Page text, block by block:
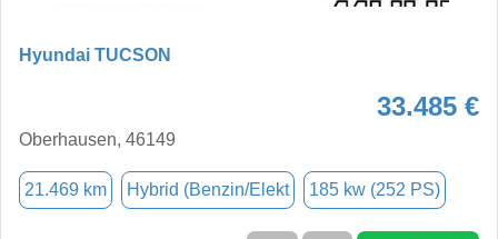
Hyundai TUCSON
33.485 €
Oberhausen, 46149
21.469 km Hybrid (Benzin/Elekt 185 kw (252 PS)